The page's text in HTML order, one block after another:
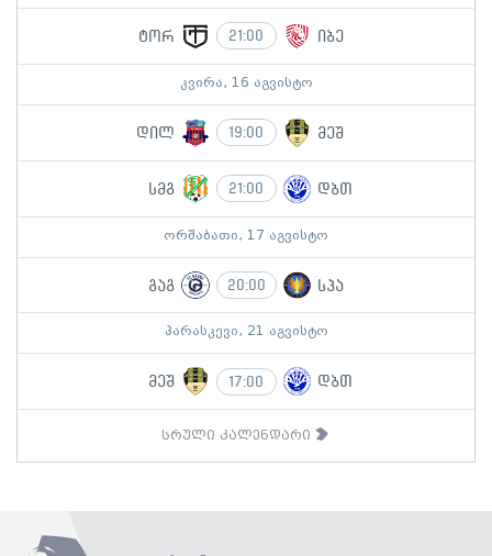
ტორ 21:00 იბე
კვირა, 16 აგვისტო
დილ 19:00 მეშ
სმგ 21:00 დბთ
ორშაბათი, 17 აგვისტო
გაგ 20:00 სპა
პარასკევი, 21 აგვისტო
მეშ 17:00 დბთ
სრული კალენდარი